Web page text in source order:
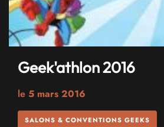
Geek'athlon 2016
le 5 mars 2016
SALONS & CONVENTIONS GEEKS